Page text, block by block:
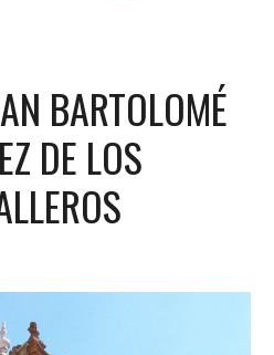
BARTOLOMÉ
DE LOS